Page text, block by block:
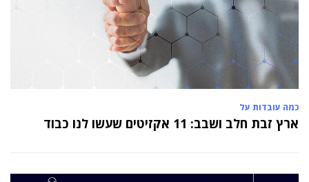
כמה עובדות על
ארץ זבת חלב ושבב: 11 אקזיטים שעשו לנו כבוד